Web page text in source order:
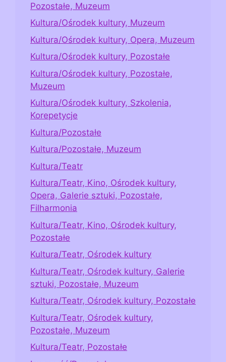
Pozostałe, Muzeum
Kultura/Ośrodek kultury, Muzeum
Kultura/Ośrodek kultury, Opera, Muzeum
Kultura/Ośrodek kultury, Pozostałe
Kultura/Ośrodek kultury, Pozostałe,
Muzeum
Kultura/Ośrodek kultury, Szkolenia,
Korepetycje
Kultura/Pozostałe
Kultura/Pozostałe, Muzeum
Kultura/Teatr
Kultura/Teatr, Kino, Ośrodek kultury,
Opera, Galerie sztuki, Pozostałe,
Filharmonia
Kultura/Teatr, Kino, Ośrodek kultury,
Pozostałe
Kultura/Teatr, Ośrodek kultury
Kultura/Teatr, Ośrodek kultury, Galerie
sztuki, Pozostałe, Muzeum
Kultura/Teatr, Ośrodek kultury, Pozostałe
Kultura/Teatr, Ośrodek kultury,
Pozostałe, Muzeum
Kultura/Teatr, Pozostałe